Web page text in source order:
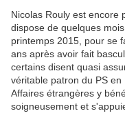
Nicolas Rouly est encore
dispose de quelques
printemps 2015, pour se
ans après avoir fait
certains disent quasi
véritable patron du PS
Affaires étrangères y
soigneusement et